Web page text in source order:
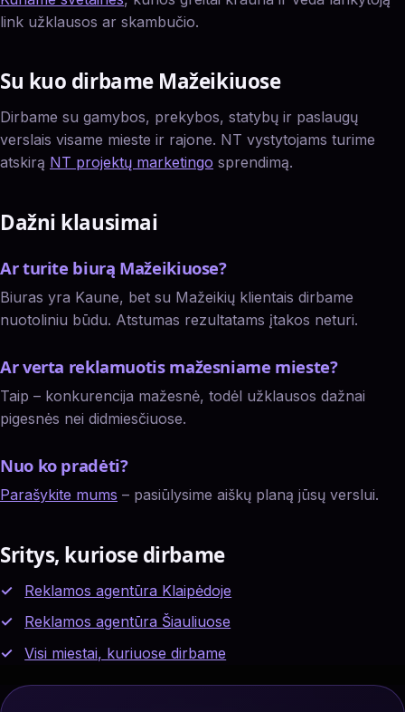
link užklausos ar skambučio.
Su kuo dirbame Mažeikiuose
Dirbame su gamybos, prekybos, statybų ir paslaugų
verslais visame mieste ir rajone. NT vystytojams turime
atskirą NT projektų marketingo sprendimą.
Dažni klausimai
Ar turite biurą Mažeikiuose?
Biuras yra Kaune, bet su Mažeikių klientais dirbame
nuotoliniu būdu. Atstumas rezultatams įtakos neturi.
Ar verta reklamuotis mažesniame mieste?
Taip – konkurencija mažesnė, todėl užklausos dažnai
pigesnės nei didmiesčiuose.
Nuo ko pradėti?
Parašykite mums – pasiūlysime aiškų planą jūsų verslui.
Sritys, kuriose dirbame
Reklamos agentūra Klaipėdoje
Reklamos agentūra Šiauliuose
Visi miestai, kuriuose dirbame